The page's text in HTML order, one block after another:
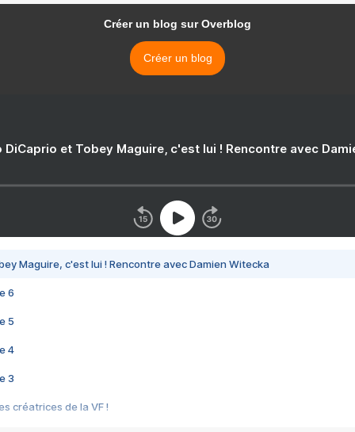
Créer un blog sur Overblog
Créer un blog
DiCaprio et Tobey Maguire, c'est lui ! Rencontre avec
Maguire, c'est lui ! Rencontre avec Damien Witecka
6
5
4
3
créatrices de la VF !